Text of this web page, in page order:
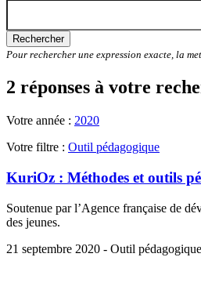
Rechercher
Pour rechercher une expression exacte, la
2 réponses à votre
Votre année : 2020
Votre filtre : Outil pédagogique
KuriOz : Méthodes et outils
Soutenue par l’Agence française de
des jeunes.
21 septembre 2020 - Outil